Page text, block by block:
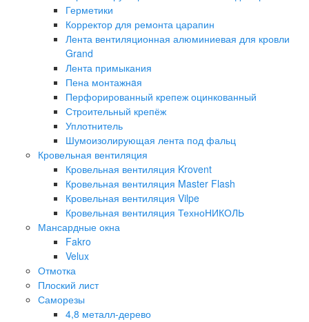
Герметики
Корректор для ремонта царапин
Лента вентиляционная алюминиевая для кровли
Grand
Лента примыкания
Пена монтажнaя
Перфорированный крепеж оцинкованный
Строительный крепёж
Уплотнитель
Шумоизолирующая лента под фальц
Кровельная вентиляция
Кровельная вентиляция Krovent
Кровельная вентиляция Master Flash
Кровельная вентиляция Vilpe
Кровельная вентиляция ТехноНИКОЛЬ
Мансардные окна
Fakro
Velux
Отмотка
Плоский лист
Саморезы
4,8 металл-дерево